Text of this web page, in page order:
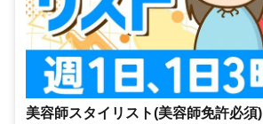
美容師スタイリスト(美容師免許必須)